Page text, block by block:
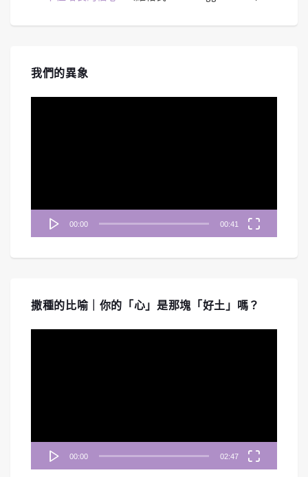
我們的異象
00:00 00:41
撒種的比喻｜你的「心」是那塊「好土」嗎？
00:00 02:47